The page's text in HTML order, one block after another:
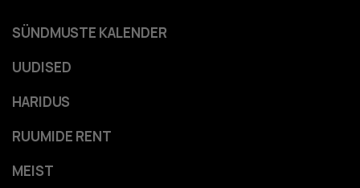
HARIDUS
RUUMIDE RENT
MEIST
SÜNDMUSTE KALENDER
UUDISED